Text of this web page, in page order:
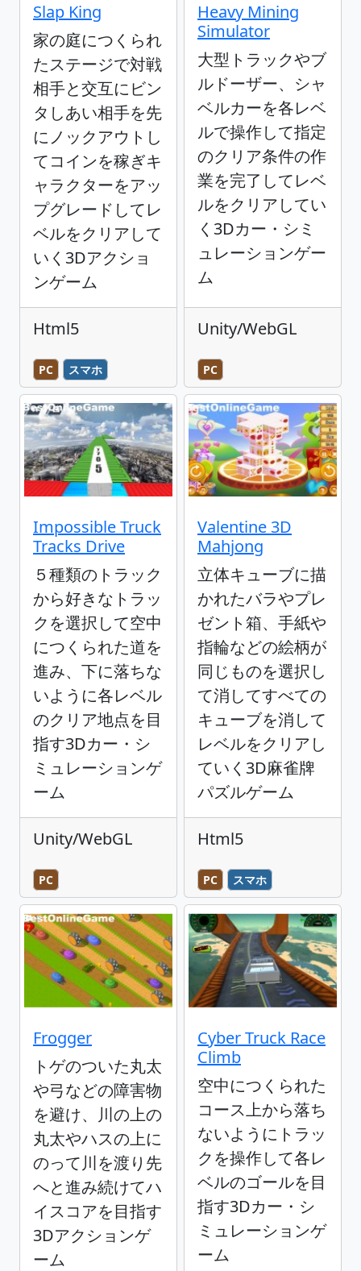
Slap King
家の庭につくられ
たステージで対戦
相手と交互にビン
タしあい相手を先
にノックアウトし
てコインを稼ぎキ
ャラクターをアッ
プグレードしてレ
ベルをクリアして
いく3Dアクショ
ンゲーム
Html5
PC スマホ
Heavy Mining
Simulator
大型トラックやブ
ルドーザー、シャ
ベルカーを各レベ
ルで操作して指定
のクリア条件の作
業を完了してレベ
ルをクリアしてい
く3Dカー・シミ
ュレーションゲー
ム
Unity/WebGL
PC
Impossible Truck
Tracks Drive
５種類のトラック
から好きなトラッ
クを選択して空中
につくられた道を
進み、下に落ちな
いように各レベル
のクリア地点を目
指す3Dカー・シ
ミュレーションゲ
ーム
Unity/WebGL
PC
Valentine 3D
Mahjong
立体キューブに描
かれたバラやプレ
ゼント箱、手紙や
指輪などの絵柄が
同じものを選択し
て消してすべての
キューブを消して
レベルをクリアし
ていく3D麻雀牌
パズルゲーム
Html5
PC スマホ
Frogger
トゲのついた丸太
や弓などの障害物
を避け、川の上の
丸太やハスの上に
のって川を渡り先
へと進み続けてハ
イスコアを目指す
3Dアクションゲ
ーム
Cyber Truck Race
Climb
空中につくられた
コース上から落ち
ないようにトラッ
クを操作して各レ
ベルのゴールを目
指す3Dカー・シ
ミュレーションゲ
ーム